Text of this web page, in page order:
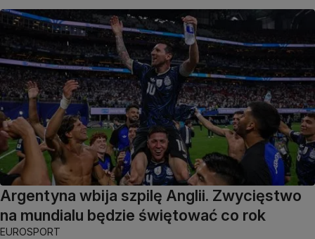
Argentyna wbija szpilę Anglii. Zwycięstwo
na mundialu będzie świętować co rok
EUROSPORT